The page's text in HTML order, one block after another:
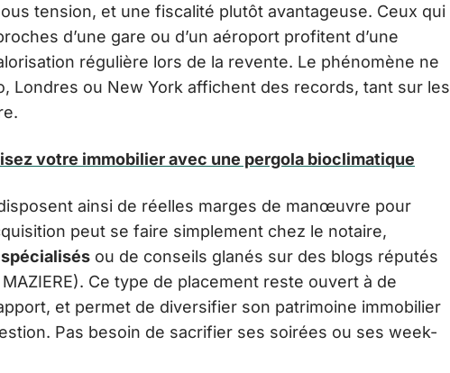
tension, et une fiscalité plutôt avantageuse. Ceux qui
d’une gare ou d’un aéroport profitent d’une
régulière lors de la revente. Le phénomène ne
Londres ou New York affichent des records, tant sur les
votre immobilier avec une pergola bioclimatique
ainsi de réelles marges de manœuvre pour
peut se faire simplement chez le notaire,
ou de conseils glanés sur des blogs réputés
Ce type de placement reste ouvert à de
et permet de diversifier son patrimoine immobilier
Pas besoin de sacrifier ses soirées ou ses week-